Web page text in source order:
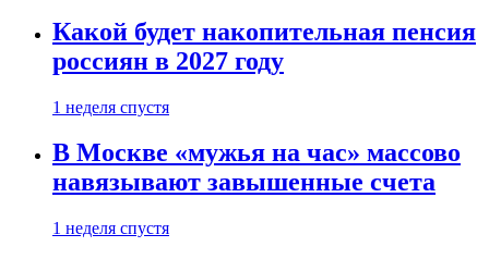
Какой будет накопительная пенсия
россиян в 2027 году
1 неделя спустя
В Москве «мужья на час» массово
навязывают завышенные счета
1 неделя спустя